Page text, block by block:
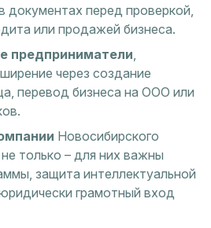
документах перед проверкой,
или продажей бизнеса.
предприниматели,
через создание
перевод бизнеса на ООО или
Новосибирского
только – для них важны
защита интеллектуальной
грамотный вход